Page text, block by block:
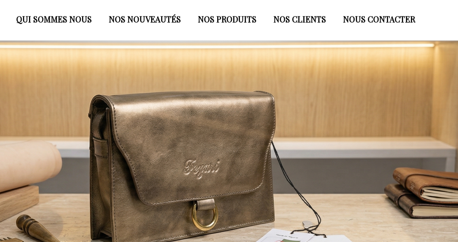
QUI SOMMES NOUS NOS NOUVEAUTÉS NOS PRODUITS NOS CLIENTS NOUS CONTACTER